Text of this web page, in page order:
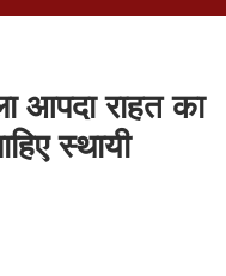
आपदा राहत का
स्थायी